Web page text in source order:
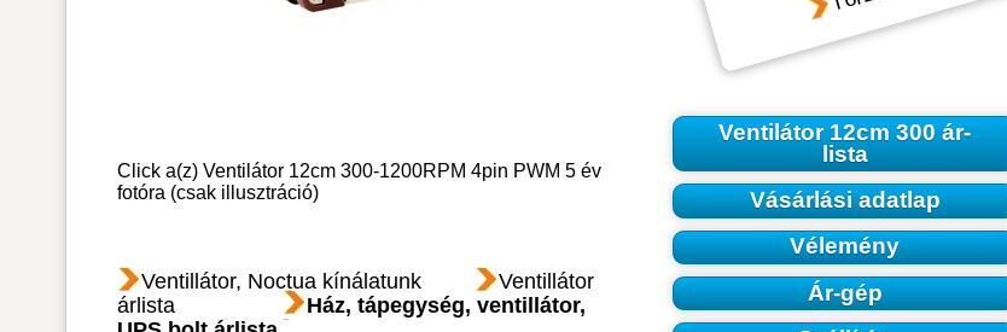
Click a(z) Ventilátor 12cm 300-1200RPM 4pin PWM 5 év
fotóra (csak illusztráció)
Ventillátor, Noctua kínálatunk
Ventillátor
árlista
Ház, tápegység, ventillátor,
Ventilátor 12cm 300 ár-
lista
Vásárlási adatlap
Vélemény
Ár-gép